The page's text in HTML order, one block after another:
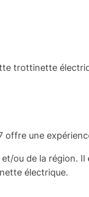
trottinette
une
ou de la région.
électrique.